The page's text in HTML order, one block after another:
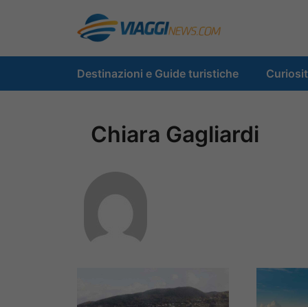
contenuto
Destinazioni e Guide turistiche
Chiara Gagliardi